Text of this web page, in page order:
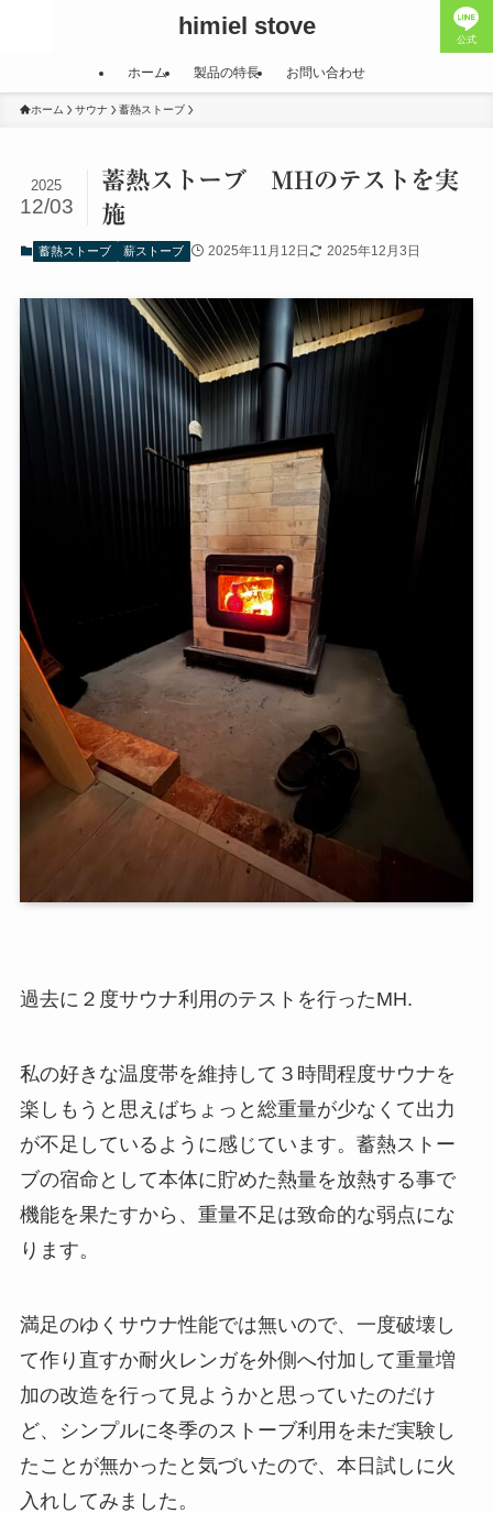
himiel stove 公式
ホーム 製品の特長 お問い合わせ
ホーム サウナ 蓄熱ストーブ
蓄熱ストーブ MHのテストを実
施
2025
12/03
蓄熱ストーブ 薪ストーブ 2025年11月12日 2025年12月3日
過去に２度サウナ利用のテストを行ったMH.
私の好きな温度帯を維持して３時間程度サウナを
楽しもうと思えばちょっと総重量が少なくて出力
が不足しているように感じています。蓄熱ストー
ブの宿命として本体に貯めた熱量を放熱する事で
機能を果たすから、重量不足は致命的な弱点にな
ります。
満足のゆくサウナ性能では無いので、一度破壊し
て作り直すか耐火レンガを外側へ付加して重量増
加の改造を行って見ようかと思っていたのだけ
ど、シンプルに冬季のストーブ利用を未だ実験し
たことが無かったと気づいたので、本日試しに火
入れしてみました。